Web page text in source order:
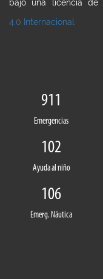
bajo una licencia de
4.0 Internacional
911
Emergencias
102
Ayuda al niño
106
Emerg. Náutica